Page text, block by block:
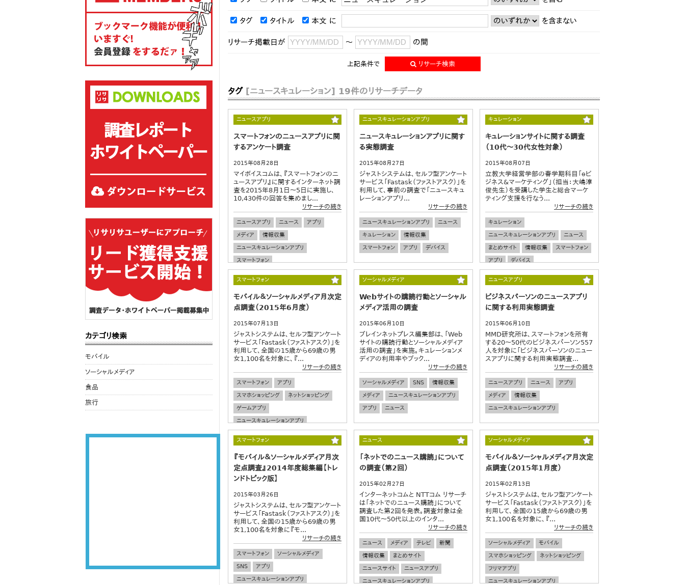
タグ タイトル 本文 に を含まない
リサーチ掲載日が ～ の間
上記条件で リサーチ検索
タグ [ニュースキュレーション] 19件のリサーチデータ
ニュースアプリ
スマートフォンのニュースアプリに関
するアンケート調査
2015年08月28日
マイボイスコムは、『スマートフォンのニ
ュースアプリ』に関するインターネット調
査を2015年8月1日～5日に実施し、
10,430件の回答を集めまし...
リサーチの続き
ニュースアプリ ニュース
アプリ
メディア
情報収集
ニュースキュレーションアプリ
スマートフォン
ニュースキュレーションアプリ
ニュースキュレーションアプリに関す
る実態調査
2015年08月27日
ジャストシステムは、セルフ型アンケート
サービス「Fastask（ファストアスク）」を
利用して、事前の調査で「ニュースキュ
レーションアプリ...
リサーチの続き
ニュースキュレーションアプリ
ニュース
キュレーション
情報収集
スマートフォン
アプリ デバイス
キュレーション
キュレーションサイトに関する調査
（10代～30代女性対象）
2015年08月07日
立教大学経営学部の春学期科目「ｅビ
ジネス&マーケティング」（担当：大嶋淳
俊先生）を受講した学生と総合マーケ
ティング支援を行なう...
リサーチの続き
キュレーション
ニュースキュレーションアプリ
ニュース
まとめサイト
情報収集
スマートフォン
アプリ
デバイス
スマートフォン
モバイル＆ソーシャルメディア月次定
点調査（2015年6月度）
2015年07月13日
ジャストシステムは、セルフ型アンケート
サービス「Fastask（ファストアスク）」を
利用して、全国の15歳から69歳の男
女1,100名を対象に、『...
リサーチの続き
スマートフォン
アプリ
スマホショッピング
ネットショッピング
ゲームアプリ
ニュースキュレーションアプリ
ソーシャルメディア
Webサイトの購読行動とソーシャル
メディア活用の調査
2015年06月10日
ブレインネットプレス編集部は、「Web
サイトの購読行動とソーシャルメディア
活用の調査」を実施。キュレーションメ
ディアの利用率やブック...
リサーチの続き
ソーシャルメディア SNS
情報収集
メディア
ニュースキュレーションアプリ
アプリ
ニュース
ニュースアプリ
ビジネスパーソンのニュースアプリ
に関する利用実態調査
2015年06月10日
MMD研究所は、スマートフォンを所有
する20～50代のビジネスパーソン557
人を対象に「ビジネスパーソンのニュー
スアプリに関する利用実態調査...
リサーチの続き
ニュースアプリ ニュース
アプリ
メディア
情報収集
ニュースキュレーションアプリ
スマートフォン
『モバイル＆ソーシャルメディア月次
定点調査』2014年度総集編【トレ
ンドトピック版】
2015年03月26日
ジャストシステムは、セルフ型アンケート
サービス「Fastask（ファストアスク）」を
利用して、全国の15歳から69歳の男
女1,100名を対象に『モ...
リサーチの続き
スマートフォン
ソーシャルメディア
SNS
アプリ
ニュースキュレーションアプリ
ニュース
「ネットでのニュース購読」について
の調査（第2回）
2015年02月27日
インターネットコムと NTTコム リサーチ
は「ネットでのニュース購読」について
調査した第2回を発表。調査対象は全
国10代～50代以上のインタ...
リサーチの続き
ニュース メディア テレビ
新聞
情報収集
まとめサイト
ニュースサイト
ニュースアプリ
ニュースキュレーションアプリ
ソーシャルメディア
モバイル＆ソーシャルメディア月次定
点調査（2015年1月度）
2015年02月13日
ジャストシステムは、セルフ型アンケート
サービス「Fastask（ファストアスク）」を
利用して、全国の15歳から69歳の男
女1,100名を対象に、『...
リサーチの続き
ソーシャルメディア
モバイル
スマホショッピング
ネットショッピング
フリマアプリ
ニュースキュレーションアプリ
カテゴリ検索
モバイル
ソーシャルメディア
食品
旅行